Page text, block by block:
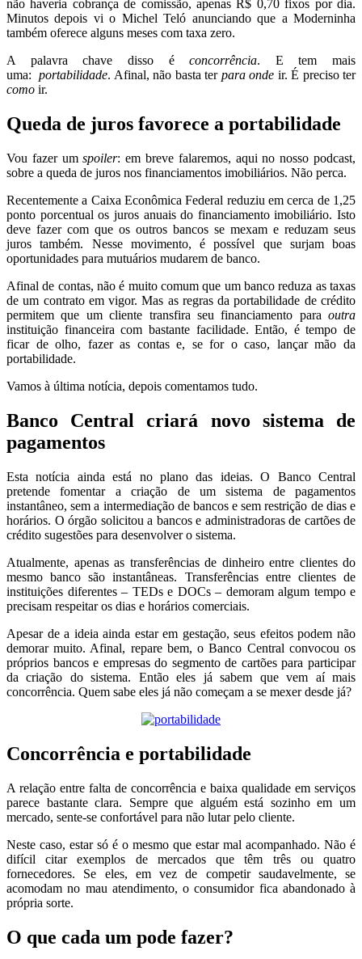
não haveria cobrança de comissão, apenas R$ 0,70 fixos por dia.
Minutos depois vi o Michel Teló anunciando que a Moderninha
também oferece alguns meses com taxa zero.
A palavra chave disso éconcorrência. E tem mais
uma: portabilidade. Afinal, não basta ter para onde ir. É preciso ter
como ir.
Queda de juros favorece a portabilidade
Vou fazer umspoiler: em breve falaremos, aqui no nosso podcast,
sobre a queda de juros nos financiamentos imobiliários. Não perca.
Recentemente a Caixa Econômica Federal reduziu em cerca de 1,25
ponto porcentual os juros anuais do financiamento imobiliário. Isto
deve fazer com que os outros bancos se mexam e reduzam seus
juros também. Nesse movimento, é possível que surjam boas
oportunidades para mutuários mudarem de banco.
Afinal de contas, não é muito comum que um banco reduza as taxas
de um contrato em vigor. Mas as regras da portabilidade de crédito
permitem que um cliente transfira seu financiamento para outra
instituição financeira com bastante facilidade. Então, é tempo de
ficar de olho, fazer as contas e, se for o caso, lançar mão da
portabilidade.
Vamos à última notícia, depois comentamos tudo.
Banco Central criará novo sistema de
pagamentos
Esta notícia ainda está no plano das ideias. O Banco Central
pretende fomentar a criação de um sistema de pagamentos
instantâneo, sem a intermediação de bancos e sem restrição de dias e
horários. O órgão solicitou a bancos e administradoras de cartões de
crédito sugestões para desenvolver o sistema.
Atualmente, apenas as transferências de dinheiro entre clientes do
mesmo banco são instantâneas. Transferências entre clientes de
instituições diferentes – TEDs e DOCs – demoram algum tempo e
precisam respeitar os dias e horários comerciais.
Apesar de a ideia ainda estar em gestação, seus efeitos podem não
demorar muito. Afinal, repare bem, o Banco Central convocou os
próprios bancos e empresas do segmento de cartões para participar
da criação do sistema. Então eles já sabem que vem aí mais
concorrência. Quem sabe eles já não começam a se mexer desde já?
Concorrência e portabilidade
A relação entre falta de concorrência e baixa qualidade em serviços
parece bastante clara. Sempre que alguém está sozinho em um
mercado, sente-se confortável para não lutar pelo cliente.
Neste caso, estar só é o mesmo que estar mal acompanhado. Não é
difícil citar exemplos de mercados que têm três ou quatro
fornecedores. Se eles, em vez de competir saudavelmente, se
acomodam no mau atendimento, o consumidor fica abandonado à
própria sorte.
O que cada um pode fazer?